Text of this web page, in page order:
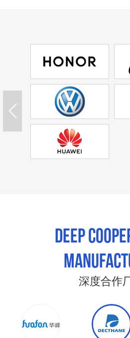
Deep
深度合作